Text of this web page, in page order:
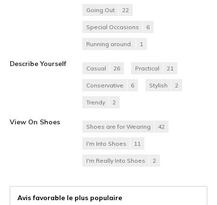
Going Out 22
Special Occasions 6
Running around. 1
Describe Yourself
Casual 26 Practical 21
Conservative 6 Stylish 2
Trendy 2
View On Shoes
Shoes are for Wearing 42
I'm Into Shoes 11
I'm Really Into Shoes 2
Avis favorable le plus populaire